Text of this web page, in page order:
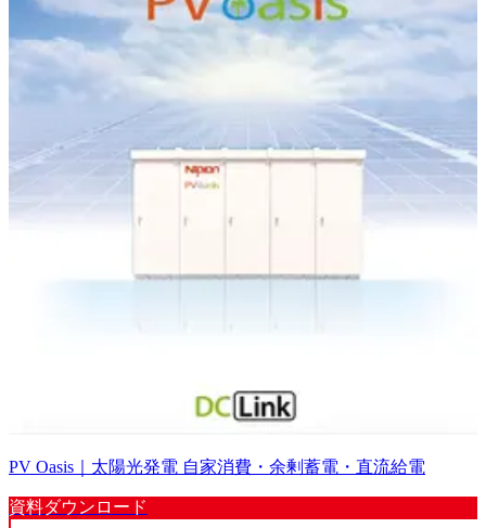
PV Oasis｜太陽光発電 自家消費・余剰蓄電・直流給電
資料ダウンロード